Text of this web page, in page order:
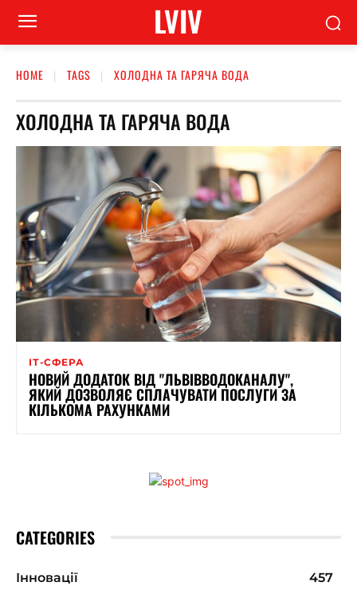
LVIV
HOME TAGS ХОЛОДНА ТА ГАРЯЧА ВОДА
ХОЛОДНА ТА ГАРЯЧА ВОДА
ІТ-СФЕРА
НОВИЙ ДОДАТОК ВІД "ЛЬВІВВОДОКАНАЛУ",
ЯКИЙ ДОЗВОЛЯЄ СПЛАЧУВАТИ ПОСЛУГИ ЗА
КІЛЬКОМА РАХУНКАМИ
CATEGORIES
Інновації
457